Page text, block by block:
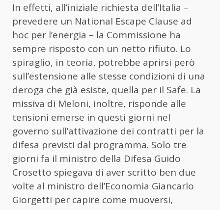
In effetti, all’iniziale richiesta dell’Italia –
prevedere un National Escape Clause ad
hoc per l’energia – la Commissione ha
sempre risposto con un netto rifiuto. Lo
spiraglio, in teoria, potrebbe aprirsi però
sull’estensione alle stesse condizioni di una
deroga che già esiste, quella per il Safe. La
missiva di Meloni, inoltre, risponde alle
tensioni emerse in questi giorni nel
governo sull’attivazione dei contratti per la
difesa previsti dal programma. Solo tre
giorni fa il ministro della Difesa Guido
Crosetto spiegava di aver scritto ben due
volte al ministro dell’Economia Giancarlo
Giorgetti per capire come muoversi,